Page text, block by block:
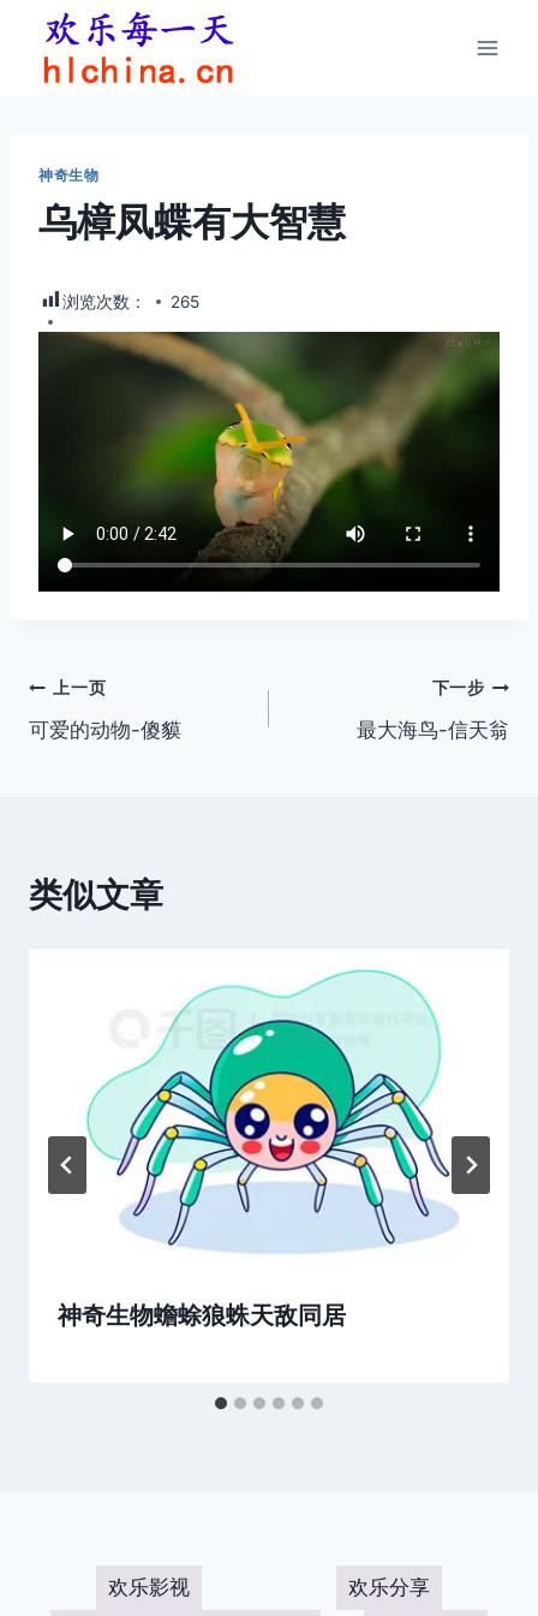
神奇生物
乌樟凤蝶有大智慧
浏览次数： 265
文
章
上一页
可爱的动物-傻貘
下一步
最大海鸟-信天翁
类似文章
神奇生物蟾蜍狼蛛天敌同居
欢乐影视 欢乐分享